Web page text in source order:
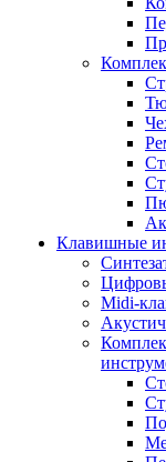
Клавишные
Midi-